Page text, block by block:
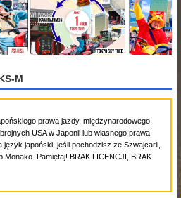
M
prawa jazdy, międzynarodowego
USA w Japonii lub własnego prawa
język japoński, jeśli pochodzisz ze Szwajcarii,
Monako. Pamiętaj! BRAK LICENCJI, BRAK